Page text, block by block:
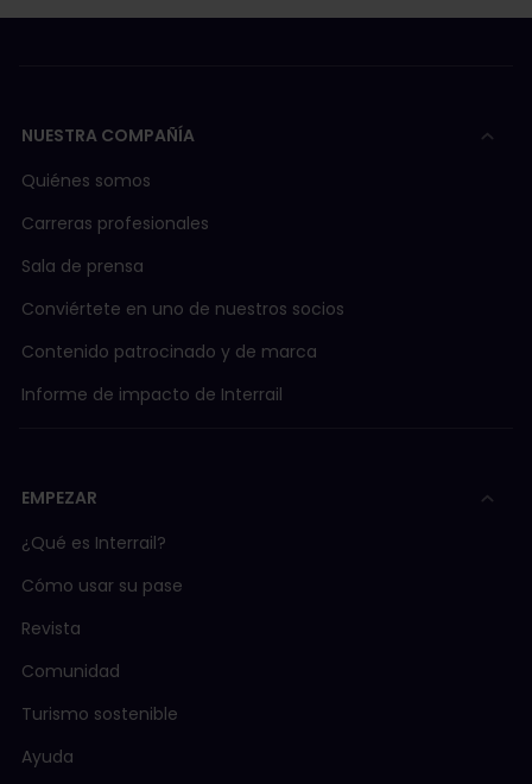
NUESTRA COMPAÑÍA
Quiénes somos
Carreras profesionales
Sala de prensa
Conviértete en uno de nuestros socios
Contenido patrocinado y de marca
Informe de impacto de Interrail
EMPEZAR
¿Qué es Interrail?
Cómo usar su pase
Revista
Comunidad
Turismo sostenible
Ayuda